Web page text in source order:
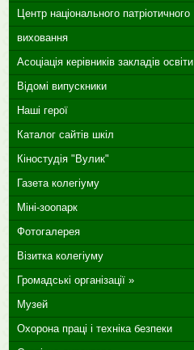
Центр національного патріотичного
виховання
Асоціація керівників закладів освіти
Відомі випускники
Наші герої
Каталог сайтів шкіл
Кіностудія "Вулик"
Газета колегіуму
Міні-зоопарк
Фотогалерея
Візитка колегіуму
Громадські організації »
Музей
Охорона праці і техніка безпеки